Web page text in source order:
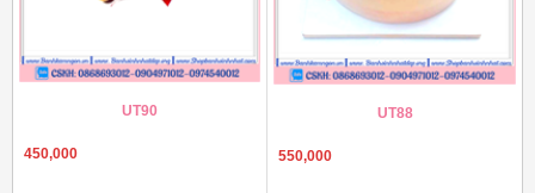
UT90
450,000
UT88
550,000